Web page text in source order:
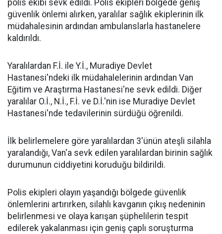
polis ekibi sevk edildi. Polis ekipleri bölgede geniş
güvenlik önlemi alırken, yaralılar sağlık ekiplerinin ilk
müdahalesinin ardından ambulanslarla hastanelere
kaldırıldı.
Yaralılardan F.İ. ile Y.İ., Muradiye Devlet
Hastanesi'ndeki ilk müdahalelerinin ardından Van
Eğitim ve Araştırma Hastanesi'ne sevk edildi. Diğer
yaralılar O.İ., N.İ., F.İ. ve D.İ.'nin ise Muradiye Devlet
Hastanesi'nde tedavilerinin sürdüğü öğrenildi.
İlk belirlemelere göre yaralılardan 3'ünün ateşli silahla
yaralandığı, Van'a sevk edilen yaralılardan birinin sağlık
durumunun ciddiyetini koruduğu bildirildi.
Polis ekipleri olayın yaşandığı bölgede güvenlik
önlemlerini artırırken, silahlı kavganın çıkış nedeninin
belirlenmesi ve olaya karışan şüphelilerin tespit
edilerek yakalanması için geniş çaplı soruşturma